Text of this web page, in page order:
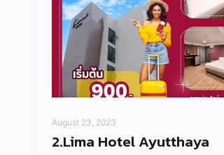
August 23, 2023
2.Lima Hotel Ayutthaya